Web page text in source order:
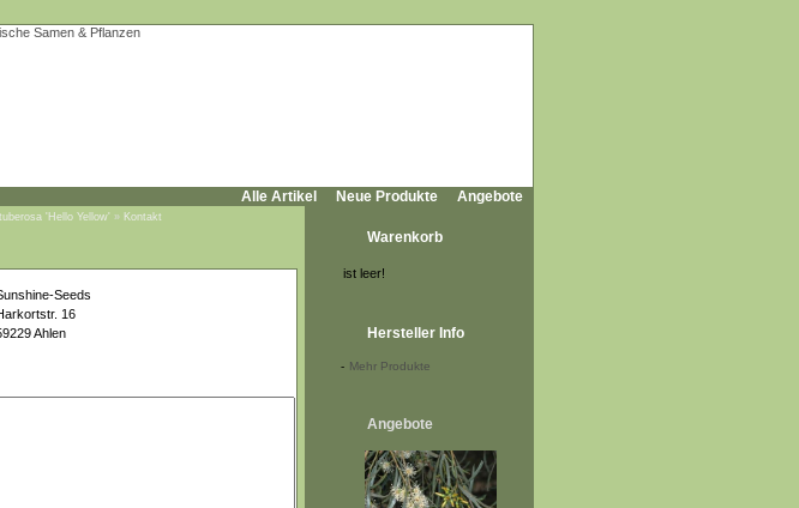
Alle Artikel Neue Produkte Angebote
'Hello Yellow' » Kontakt
Seeds
16
Ahlen
Warenkorb
ist leer!
Hersteller Info
- Mehr Produkte
Angebote